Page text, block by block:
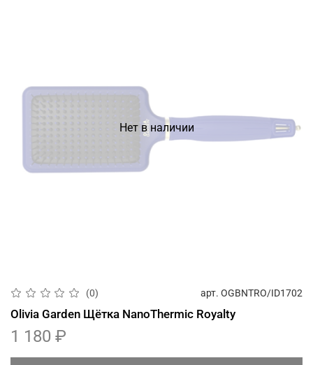
Нет в наличии
(0) арт. OGBNTRO/ID1702
Olivia Garden Щётка NanoThermic Royalty
1 180 ₽